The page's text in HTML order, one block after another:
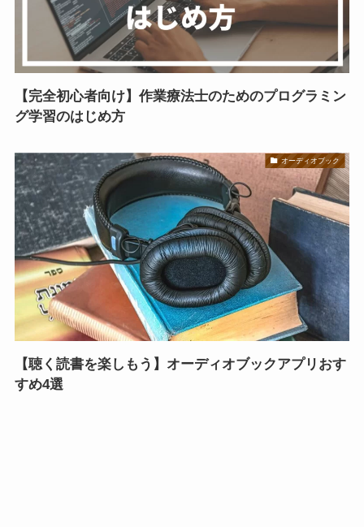
【完全初心者向け】作業療法士のためのプログラミン
グ学習のはじめ方
オーディオブック
【聴く読書を楽しもう】オーディオブックアプリおす
すめ4選